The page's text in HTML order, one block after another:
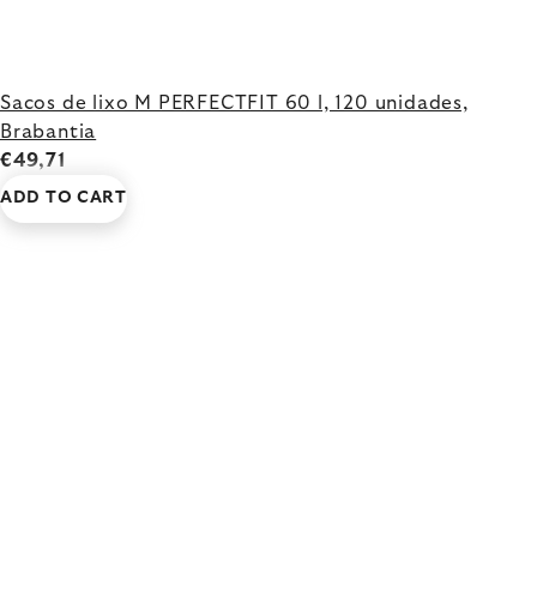
Sacos de lixo M PERFECTFIT 60 l, 120 unidades,
Brabantia
€49,71
ADD TO CART